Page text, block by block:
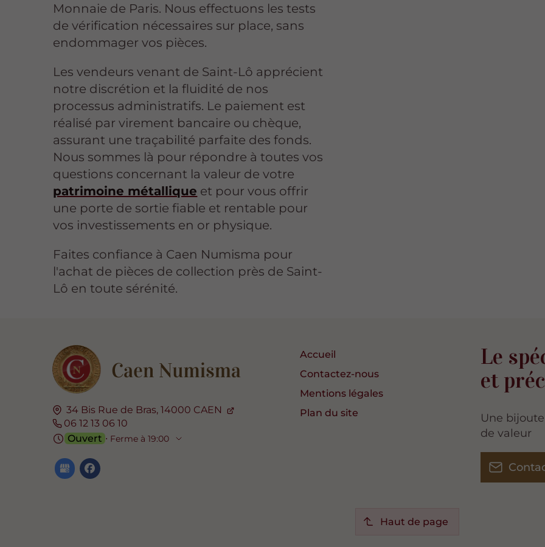
Monnaie de Paris. Nous effectuons les tests
de vérification nécessaires sur place, sans
endommager vos pièces.
Les vendeurs venant de Saint-Lô apprécient
notre discrétion et la fluidité de nos
processus administratifs. Le paiement est
réalisé par virement bancaire ou chèque,
assurant une traçabilité parfaite des fonds.
Nous sommes là pour répondre à toutes vos
questions concernant la valeur de votre
patrimoine métallique et pour vous offrir
une porte de sortie fiable et rentable pour
vos investissements en or physique.
Faites confiance à Caen Numisma pour
l'achat de pièces de collection près de Saint-
Lô en toute sérénité.
34 Bis Rue de Bras, 14000 CAEN
06 12 13 06 10
Ouvert ⋅ Ferme à 19:00
Accueil
Contactez-nous
Mentions légales
Plan du site
Le
et
Une
de valeur
Haut de page